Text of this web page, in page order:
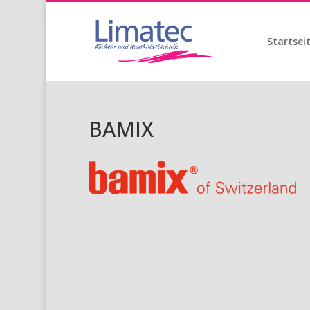
BAMIX